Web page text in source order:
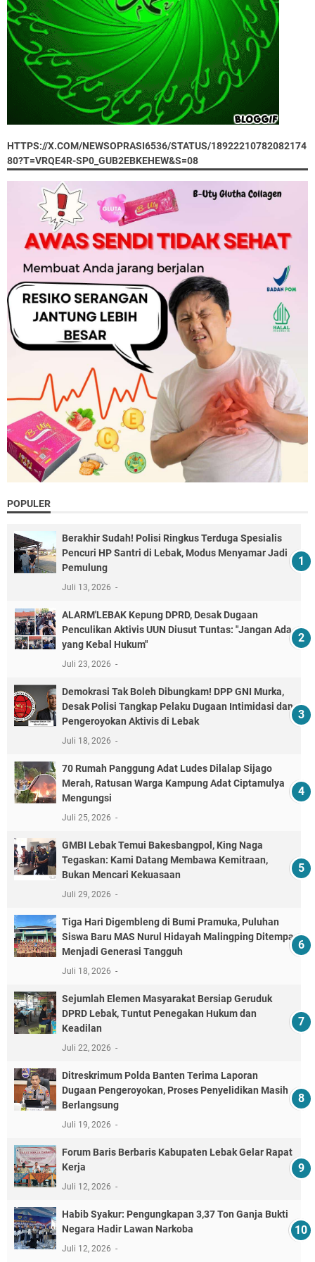
HTTPS://X.COM/NEWSOPRASI6536/STATUS/18922210782082174
80?T=VRQE4R-SP0_GUB2EBKEHEW&S=08
POPULER
Berakhir Sudah! Polisi Ringkus Terduga Spesialis
Pencuri HP Santri di Lebak, Modus Menyamar Jadi
Pemulung
Juli 13, 2026
ALARM'LEBAK Kepung DPRD, Desak Dugaan
Penculikan Aktivis UUN Diusut Tuntas: "Jangan Ada
yang Kebal Hukum"
Juli 23, 2026
Demokrasi Tak Boleh Dibungkam! DPP GNI Murka,
Desak Polisi Tangkap Pelaku Dugaan Intimidasi dan
Pengeroyokan Aktivis di Lebak
Juli 18, 2026
70 Rumah Panggung Adat Ludes Dilalap Sijago
Merah, Ratusan Warga Kampung Adat Ciptamulya
Mengungsi
Juli 25, 2026
GMBI Lebak Temui Bakesbangpol, King Naga
Tegaskan: Kami Datang Membawa Kemitraan,
Bukan Mencari Kekuasaan
Juli 29, 2026
Tiga Hari Digembleng di Bumi Pramuka, Puluhan
Siswa Baru MAS Nurul Hidayah Malingping Ditempa
Menjadi Generasi Tangguh
Juli 18, 2026
Sejumlah Elemen Masyarakat Bersiap Geruduk
DPRD Lebak, Tuntut Penegakan Hukum dan
Keadilan
Juli 22, 2026
Ditreskrimum Polda Banten Terima Laporan
Dugaan Pengeroyokan, Proses Penyelidikan Masih
Berlangsung
Juli 19, 2026
Forum Baris Berbaris Kabupaten Lebak Gelar Rapat
Kerja
Juli 12, 2026
​Habib Syakur: Pengungkapan 3,37 Ton Ganja Bukti
Negara Hadir Lawan Narkoba
Juli 12, 2026